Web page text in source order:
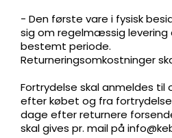
- Den første vare i fysisk
sig om regelmæssig levering
bestemt periode.
Returneringsomkostninger
Fortrydelse skal anmeldes til
efter købet og fra
dage efter returnere
skal gives pr. mail på